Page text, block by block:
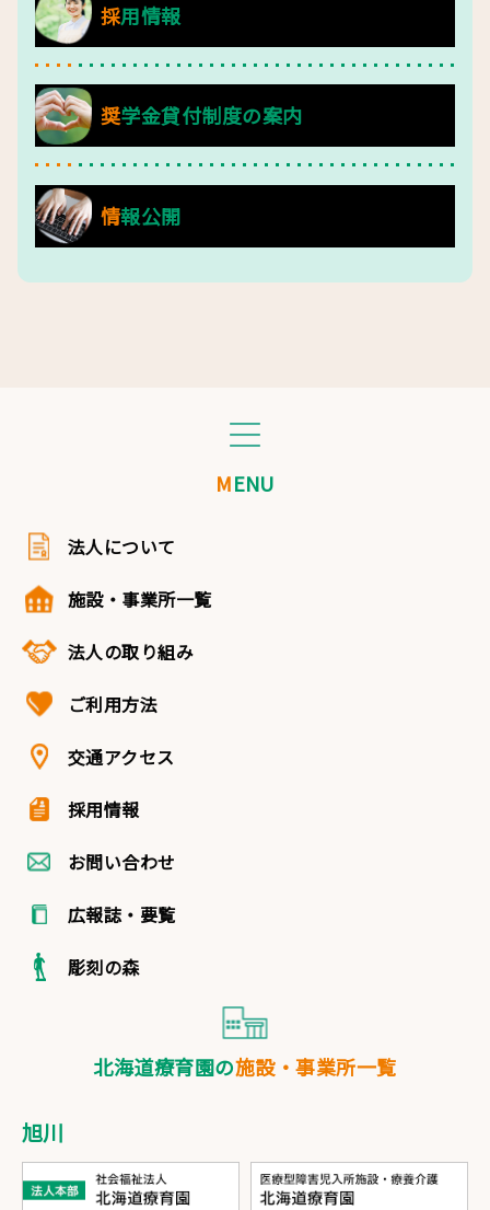
採用情報
奨学金貸付制度の案内
情報公開
MENU
法人について
施設・事業所一覧
法人の取り組み
ご利用方法
交通アクセス
採用情報
お問い合わせ
広報誌・要覧
彫刻の森
北海道療育園の施設・事業所一覧
旭川